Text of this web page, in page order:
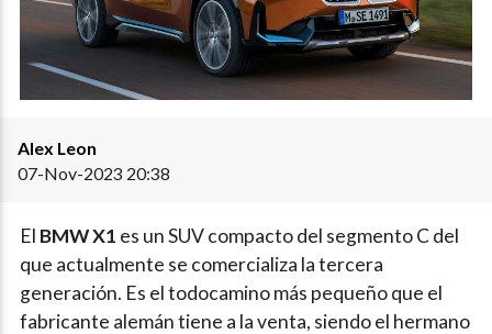
Alex Leon
07-Nov-2023 20:38
El BMW X1 es un SUV compacto del segmento C del
que actualmente se comercializa la tercera
generación. Es el todocamino más pequeño que el
fabricante alemán tiene a la venta, siendo el hermano